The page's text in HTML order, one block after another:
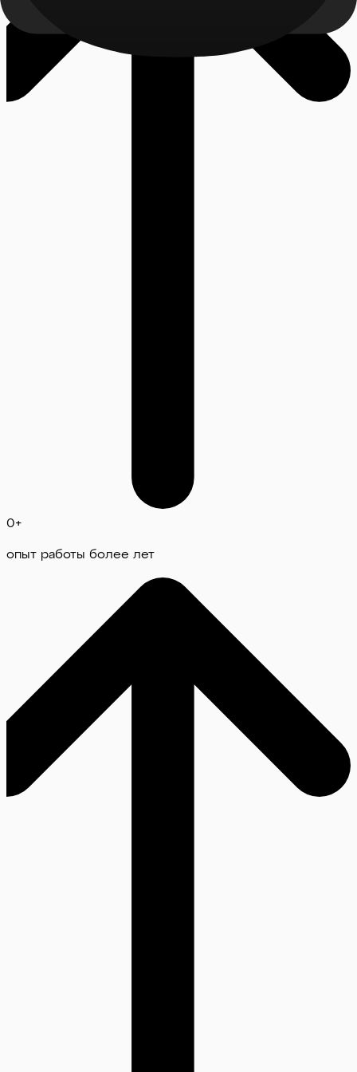
0+
опыт работы более лет